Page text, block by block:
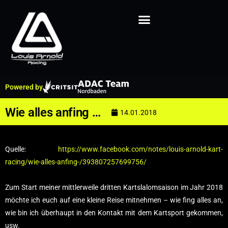
Powered by
Wie alles anfing … 14.01.2018
Quelle:
https://www.facebook.com/notes/louis-arnold-kart-
racing/wie-alles-anfing-/393807257699756/
Zum Start meiner mittlerweile dritten Kartslalomsaison im Jahr 2018
möchte ich euch auf eine kleine Reise mitnehmen – wie fing alles an,
wie bin ich überhaupt in den Kontakt mit dem Kartsport gekommen,
usw.